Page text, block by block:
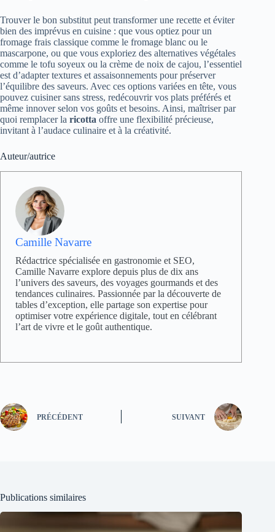
Trouver le bon substitut peut transformer une recette et éviter
bien des imprévus en cuisine : que vous optiez pour un
fromage frais classique comme le fromage blanc ou le
mascarpone, ou que vous exploriez des alternatives végétales
comme le tofu soyeux ou la crème de noix de cajou, l’essentiel
est d’adapter textures et assaisonnements pour préserver
l’équilibre des saveurs. Avec ces options variées en tête, vous
pouvez cuisiner sans stress, redécouvrir vos plats préférés et
même innover selon vos goûts et besoins. Ainsi, maîtriser par
quoi remplacer la ricotta offre une flexibilité précieuse,
invitant à l’audace culinaire et à la créativité.
Auteur/autrice
Camille Navarre
Rédactrice spécialisée en gastronomie et SEO,
Camille Navarre explore depuis plus de dix ans
l’univers des saveurs, des voyages gourmands et des
tendances culinaires. Passionnée par la découverte de
tables d’exception, elle partage son expertise pour
optimiser votre expérience digitale, tout en célébrant
l’art de vivre et le goût authentique.
PRÉCÉDENT SUIVANT
Publications similaires